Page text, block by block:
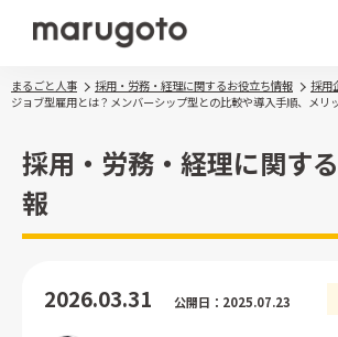
その他サービス
まるごと人事 採用・労務・経理に関するお役立ち情報
採用
ジョブ型雇用とは？メンバーシップ型との比較や導入手順、メリ
採用・労務・経理に関す
報
2026.03.31 公開日：2025.07.23